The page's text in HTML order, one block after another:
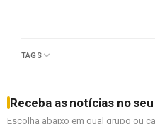
TAGS
Receba as notícias no
Escolha abaixo em qual grupo ou